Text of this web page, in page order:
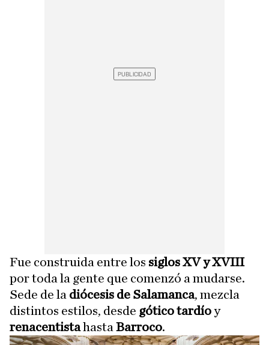
Fue construida entre los siglos XV y XVIII
por toda la gente que comenzó a mudarse.
Sede de la diócesis de Salamanca, mezcla
distintos estilos, desde gótico tardíoy
renacentistahasta Barroco.